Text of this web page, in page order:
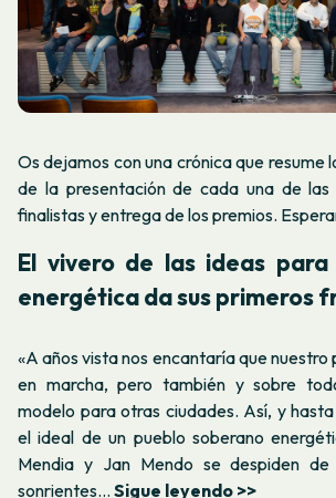
Os dejamos con una crónica que resume
de la presentación de cada una de las
finalistas y entrega de los premios.
El vivero de las ideas
energética da sus primeros
«A años vista nos encantaría que
en marcha, pero también y sobre
modelo para otras ciudades. Así, y
el ideal de un pueblo soberano
Mendia y Jan Mendo se despiden
sonrientes... Sigue leyendo >>